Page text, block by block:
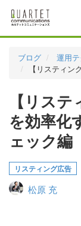
料金表
実績・お客様の
初めて導入を
代理店の乗り換
広告代理店・
お申し込みから
ブログ
運用
【リスティン
【リス
を効率化
ェック編
リスティング広告
松原 充